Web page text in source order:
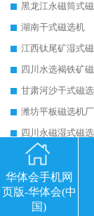
黑龙江永磁筒式
湖南干式磁选机
江西钛尾矿湿式
四川水选褐铁矿
甘肃河沙干式磁
潍坊平板磁选机
四川永磁湿式磁
河北销售干式磁选
辽宁干选磁选机
黑龙江湿式平板磁
华体会手机网
页版-华体会(中
国)